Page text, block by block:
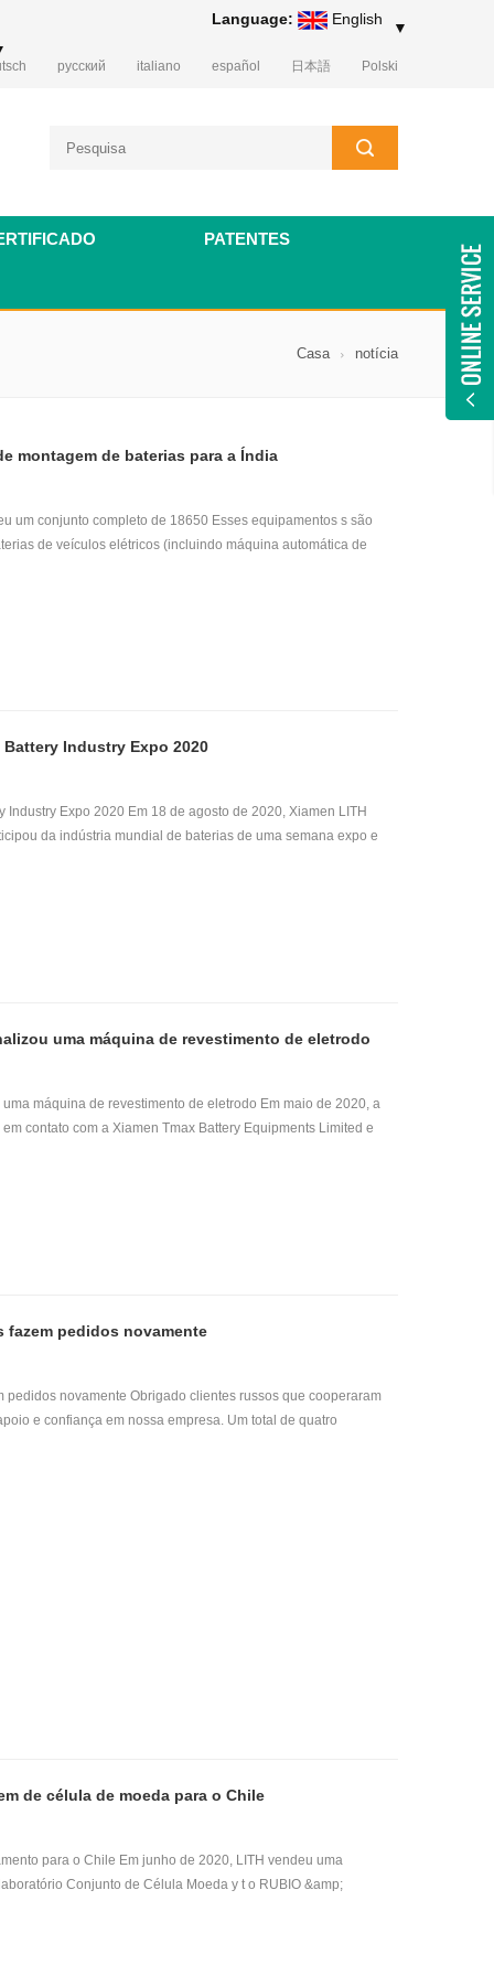
Language: English ▼
русский italiano español 日本語 Polski
PATENTES
Casa notícia
montagem de baterias para a Índia
um conjunto completo de 18650 Esses equipamentos s são
de veículos elétricos (incluindo máquina automática de
de calor de bateria máquina de envelhecer A LITH Battery
na indústria de baterias de lítio há muitos anos, o que pode
Industry Expo 2020
Industry Expo 2020 Em 18 de agosto de 2020, Xiamen LITH
da indústria mundial de baterias de uma semana expo e
para produção de baterias. Durante a mostra, eles
de equipamentos de montagem de laboratório , célula
a melhor plataforma de comunicação para fornecedores
uma máquina de revestimento de eletrodo
máquina de revestimento de eletrodo Em maio de 2020, a
contato com a Xiamen Tmax Battery Equipments Limited e
mm de largura. O engenheiro forneceu ao cliente um desenho da
em três dias. Após uma semana de comunicação e
fazem pedidos novamente
pedidos novamente Obrigado clientes russos que cooperaram
e confiança em nossa empresa. Um total de quatro
de rolos de bateria e um grande forno de secagem a vácuo .
está agora oficialmente concluído e entregue. Ansioso
de célula de moeda para o Chile
para o Chile Em junho de 2020, LITH vendeu uma
Conjunto de Célula Moeda y t o RUBIO &amp;
laboratório de bateria de célula tipo moeda. （ Incluir Porta-
de rolamento , Máquina de crimpagem de célula de moeda ,